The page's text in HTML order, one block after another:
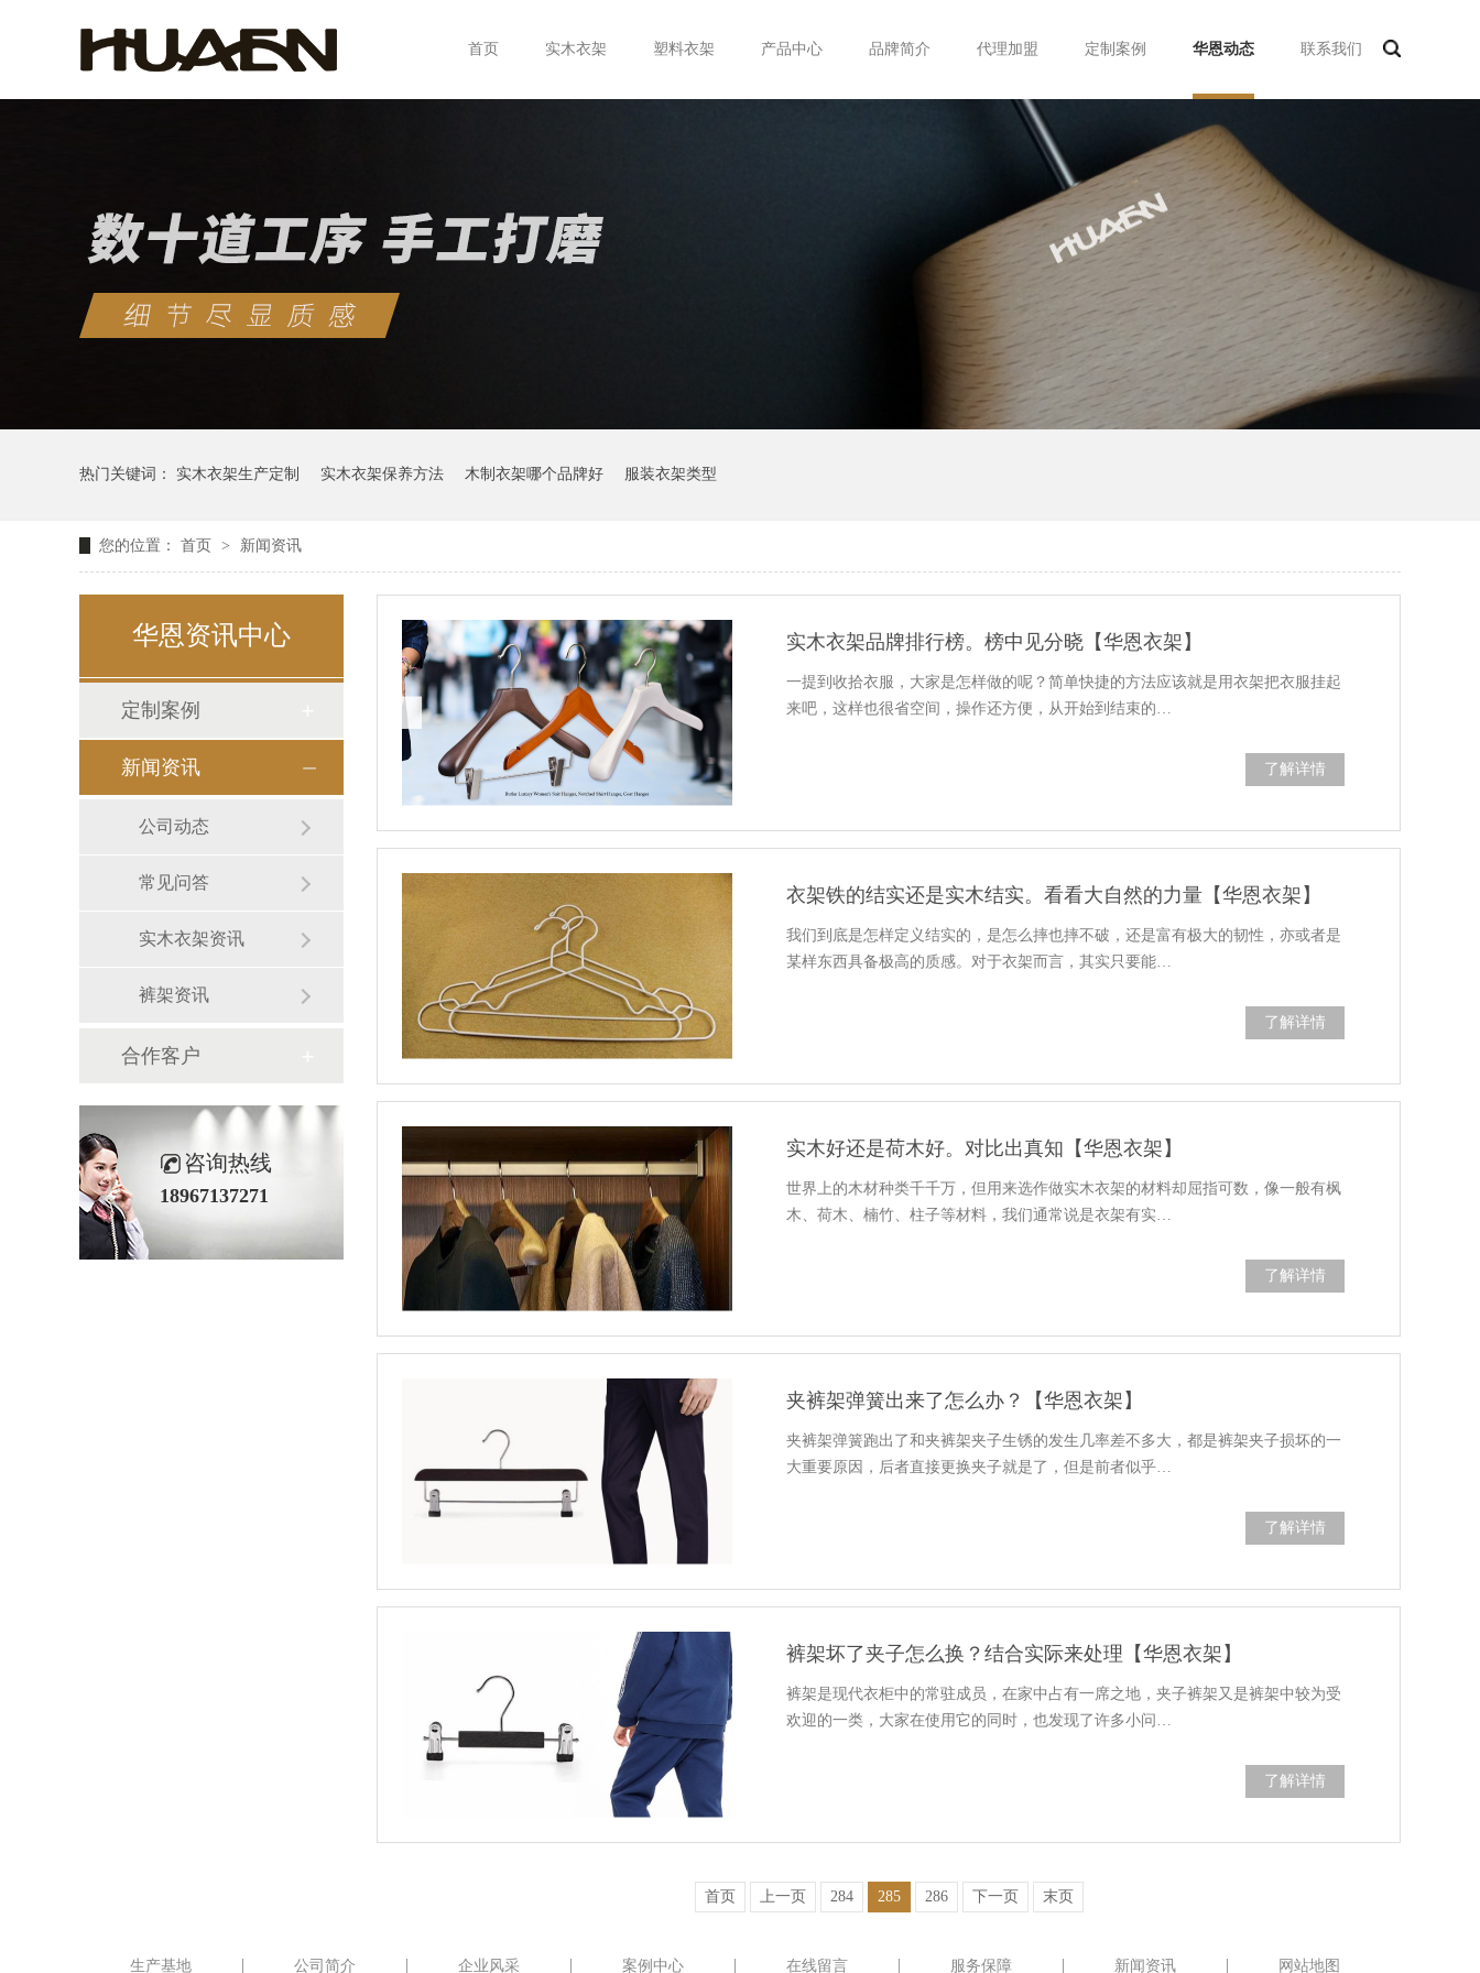
首页 实木衣架 塑料衣架 产品中心 品牌简介 代理加盟 定制案例 华恩动态 联系我们
热门关键词： 实木衣架生产定制 实木衣架保养方法 木制衣架哪个品牌好 服装衣架类型
您的位置： 首页 > 新闻资讯
华恩资讯中心
定制案例
新闻资讯
公司动态
常见问答
实木衣架资讯
裤架资讯
合作客户
咨询热线
18967137271
实木衣架品牌排行榜。榜中见分晓【华恩衣架】
一提到收拾衣服，大家是怎样做的呢？简单快捷的方法应该就是用衣架把衣服挂起
来吧，这样也很省空间，操作还方便，从开始到结束的…
了解详情
衣架铁的结实还是实木结实。看看大自然的力量【华恩衣架】
我们到底是怎样定义结实的，是怎么摔也摔不破，还是富有极大的韧性，亦或者是
某样东西具备极高的质感。对于衣架而言，其实只要能…
了解详情
实木好还是荷木好。对比出真知【华恩衣架】
世界上的木材种类千千万，但用来选作做实木衣架的材料却屈指可数，像一般有枫
木、荷木、楠竹、柱子等材料，我们通常说是衣架有实…
了解详情
夹裤架弹簧出来了怎么办？【华恩衣架】
夹裤架弹簧跑出了和夹裤架夹子生锈的发生几率差不多大，都是裤架夹子损坏的一
大重要原因，后者直接更换夹子就是了，但是前者似乎…
了解详情
裤架坏了夹子怎么换？结合实际来处理【华恩衣架】
裤架是现代衣柜中的常驻成员，在家中占有一席之地，夹子裤架又是裤架中较为受
欢迎的一类，大家在使用它的同时，也发现了许多小问…
了解详情
首页 上一页 284 285 286 下一页 末页
生产基地 公司简介 企业风采 案例中心 在线留言 服务保障 新闻资讯 网站地图